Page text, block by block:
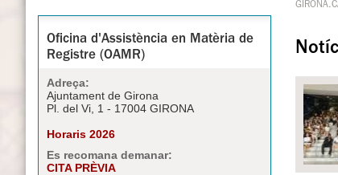
Oficina d'Assistència en Matèria de
Registre (OAMR)
Adreça:
Ajuntament de Girona
Pl. del Vi, 1 - 17004 GIRONA
Horaris 2026
Es recomana demanar:
CITA PRÈVIA